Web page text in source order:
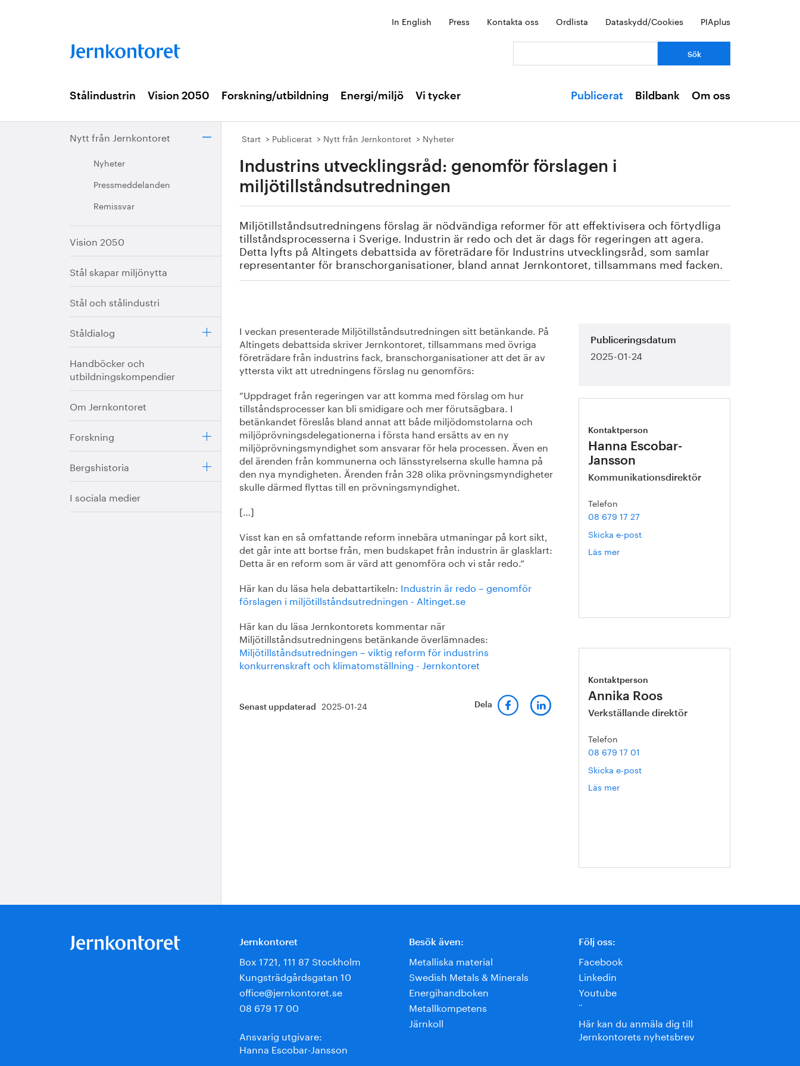
In English Press Kontakta oss Ordlista Dataskydd/Cookies PIAplus
Stålindustrin Vision 2050 Forskning/utbildning Energi/miljö Vi tycker Publicerat Bildbank Om oss
Nytt från Jernkontoret
Nyheter
Pressmeddelanden
Remissvar
Vision 2050
Stål skapar miljönytta
Stål och stålindustri
Ståldialog
Handböcker och
utbildningskompendier
Om Jernkontoret
Forskning
Bergshistoria
I sociala medier
Start Publicerat Nytt från Jernkontoret Nyheter
Industrins utvecklingsråd: genomför förslagen i
miljötillståndsutredningen
Miljötillståndsutredningens förslag är nödvändiga reformer för att effektivisera och förtydliga
tillståndsprocesserna i Sverige. Industrin är redo och det är dags för regeringen att agera.
Detta lyfts på Altingets debattsida av företrädare för Industrins utvecklingsråd, som samlar
representanter för branschorganisationer, bland annat Jernkontoret, tillsammans med facken.
I veckan presenterade Miljötillståndsutredningen sitt betänkande. På
Altingets debattsida skriver Jernkontoret, tillsammans med övriga
företrädare från industrins fack, branschorganisationer att det är av
yttersta vikt att utredningens förslag nu genomförs:
”Uppdraget från regeringen var att komma med förslag om hur
tillståndsprocesser kan bli smidigare och mer förutsägbara. I
betänkandet föreslås bland annat att både miljödomstolarna och
miljöprövningsdelegationerna i första hand ersätts av en ny
miljöprövningsmyndighet som ansvarar för hela processen. Även en
del ärenden från kommunerna och länsstyrelserna skulle hamna på
den nya myndigheten. Ärenden från 328 olika prövningsmyndigheter
skulle därmed flyttas till en prövningsmyndighet.
[…]
Visst kan en så omfattande reform innebära utmaningar på kort sikt,
det går inte att bortse från, men budskapet från industrin är glasklart:
Detta är en reform som är värd att genomföra och vi står redo.”
Här kan du läsa hela debattartikeln: Industrin är redo – genomför
förslagen i miljötillståndsutredningen - Altinget.se
Här kan du läsa Jernkontorets kommentar när
Miljötillståndsutredningens betänkande överlämnades:
Miljötillståndsutredningen – viktig reform för industrins
konkurrenskraft och klimatomställning - Jernkontoret
Senast uppdaterad 2025-01-24 Dela
Publiceringsdatum
2025-01-24
Kontaktperson
Hanna Escobar-
Jansson
Kommunikationsdirektör
Telefon
08 679 17 27
Skicka e-post
Läs mer
Kontaktperson
Annika Roos
Verkställande direktör
Telefon
08 679 17 01
Skicka e-post
Läs mer
Jernkontoret
Box 1721, 111 87 Stockholm
Kungsträdgårdsgatan 10
office@jernkontoret.se
08 679 17 00
Ansvarig utgivare:
Hanna Escobar-Jansson
Besök även:
Metalliska material
Swedish Metals & Minerals
Energihandboken
Metallkompetens
Järnkoll
Följ oss:
Facebook
Linkedin
Youtube
¨
Här kan du anmäla dig till
Jernkontorets nyhetsbrev